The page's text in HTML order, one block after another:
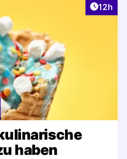
Artikel
12h
haben